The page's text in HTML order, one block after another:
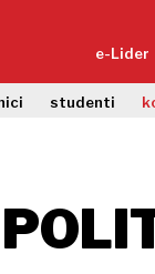
e-Lider
studenti